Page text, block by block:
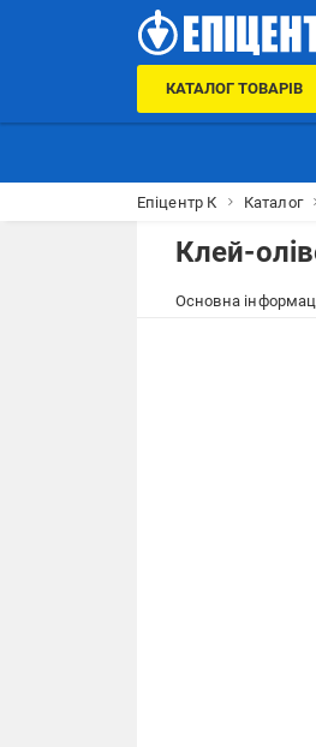
КАТАЛОГ ТОВАРІВ
Епіцентр К Каталог
Клей-
Основна